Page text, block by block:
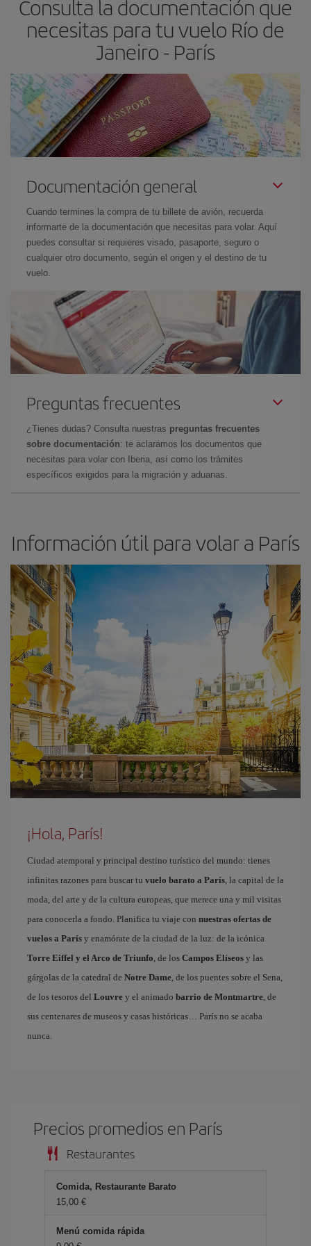
Consulta la documentación que
necesitas para tu vuelo Río de
Janeiro - París
Documentación general
Cuando termines la compra de tu billete de avión, recuerda
informarte de la documentación que necesitas para volar. Aquí
puedes consultar si requieres visado, pasaporte, seguro o
cualquier otro documento, según el origen y el destino de tu
vuelo.
Preguntas frecuentes
¿Tienes dudas? Consulta nuestras preguntas frecuentes
sobre documentación: te aclaramos los documentos que
necesitas para volar con Iberia, así como los trámites
específicos exigidos para la migración y aduanas.
Información útil para volar a París
¡Hola, París!
Ciudad atemporal y principal destino turístico del mundo: tienes
infinitas razones para buscar tu vuelo barato a París, la capital de la
moda, del arte y de la cultura europeas, que merece una y mil visitas
para conocerla a fondo. Planifica tu viaje con nuestras ofertas de
vuelos a París y enamórate de la ciudad de la luz: de la icónica
Torre Eiffel y el Arco de Triunfo, de los Campos Elíseos y las
gárgolas de la catedral de Notre Dame, de los puentes sobre el Sena,
de los tesoros del Louvre y el animado barrio de Montmartre, de
sus centenares de museos y casas históricas… París no se acaba
nunca.
Precios promedios en París
Restaurantes
Comida, Restaurante Barato
15,00 €
Menú comida rápida